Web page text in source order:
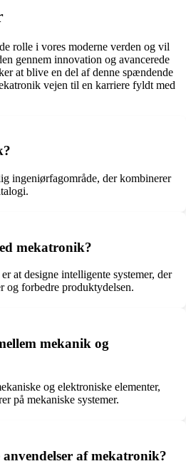
rolle i vores moderne verden og vil
gennem innovation og avancerede
at blive en del af denne spændende
vejen til en karriere fyldt med
ingeniørfagområde, der kombinerer
mekatronik?
at designe intelligente systemer, der
og forbedre produktydelsen.
mekanik og
og elektroniske elementer,
på mekaniske systemer.
af mekatronik?